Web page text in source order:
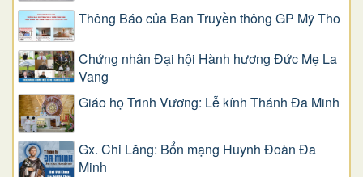
Thông Báo của Ban Truyền thông GP Mỹ Tho
Chứng nhân Đại hội Hành hương Đức Mẹ La
Vang
Giáo họ Trinh Vương: Lễ kính Thánh Đa Minh
Gx. Chi Lăng: Bổn mạng Huynh Đoàn Đa
Minh